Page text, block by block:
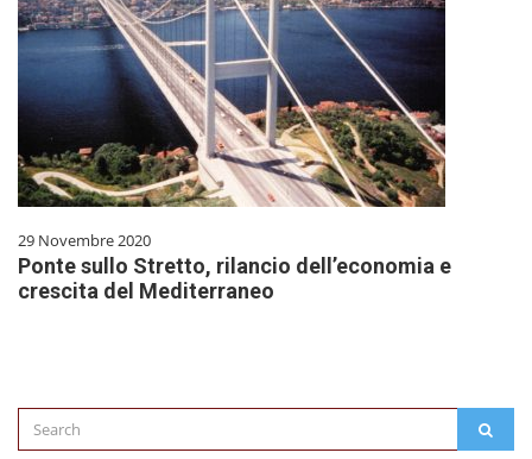
29 Novembre 2020
Ponte sullo Stretto, rilancio dell’economia e
crescita del Mediterraneo
Search
for: